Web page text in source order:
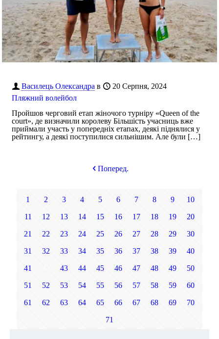
Василець Олександра в
20 Серпня, 2024
Пляжний волейбол
Пройшов черговий етап жіночого турніру «Queen of the
court», де визначили королеву Більшість учасниць вже
приймали участь у попередніх етапах, деякі піднялися у
рейтингу, а деякі поступилися сильнішим. Але були […]
Поперед.
1 2 3 4 5 6 7 8 9 10
11 12 13 14 15 16 17 18 19 20
21 22 23 24 25 26 27 28 29 30
31 32 33 34 35 36 37 38 39 40
41 43 44 45 46 47 48 49 50
51 52 53 54 55 56 57 58 59 60
61 62 63 64 65 66 67 68 69 70
71